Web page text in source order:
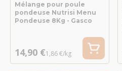
Mélange pour poule
pondeuse Nutrisi Menu
Pondeuse 8Kg - Gasco
14,90 €1,86 €/kg